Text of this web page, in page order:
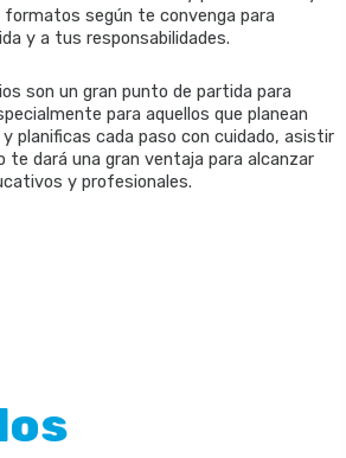
según te convenga para
y a tus responsabilidades.
son un gran punto de partida para
para aquellos que planean
planificas cada paso con cuidado, asistir
te dará una gran ventaja para alcanzar
y profesionales.